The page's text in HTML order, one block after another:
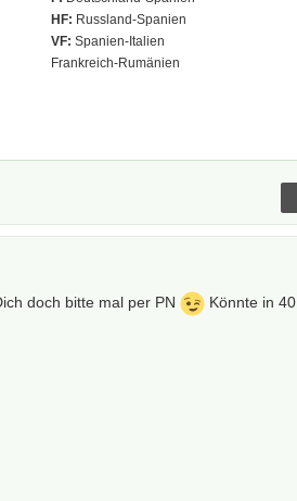
HF: Russland-Spanien
VF: Spanien-Italien
Frankreich-Rumänien
doch bitte mal per PN
Könnte in 40